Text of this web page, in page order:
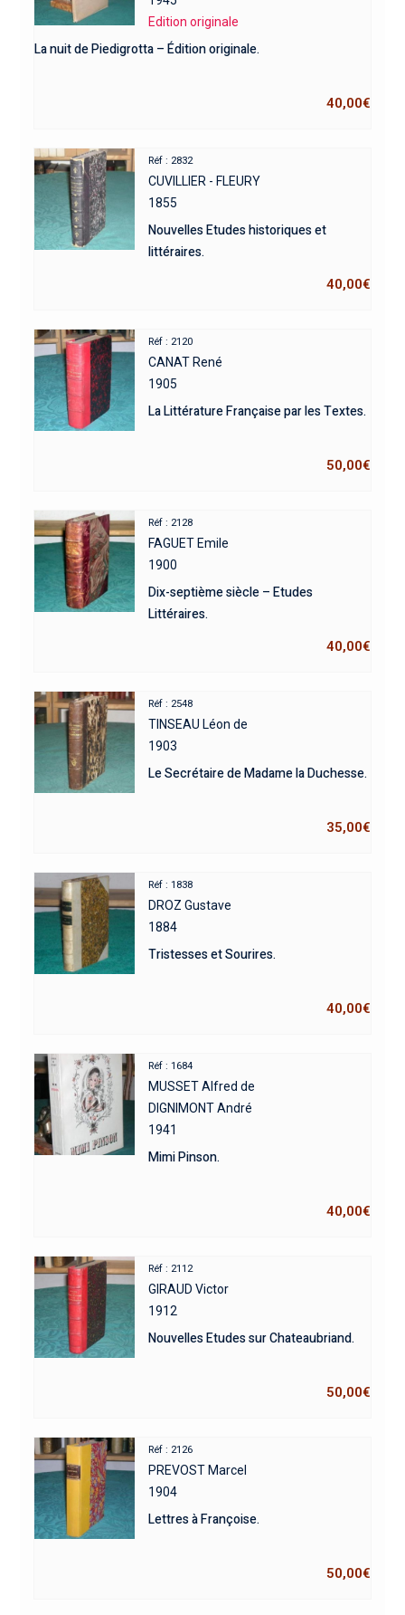
Edition originale
La nuit de Piedigrotta – Édition originale.
40,00€
Réf : 2832
CUVILLIER - FLEURY
1855
Nouvelles Etudes historiques et
littéraires.
40,00€
Réf : 2120
CANAT René
1905
La Littérature Française par les Textes.
50,00€
Réf : 2128
FAGUET Emile
1900
Dix-septième siècle – Etudes
Littéraires.
40,00€
Réf : 2548
TINSEAU Léon de
1903
Le Secrétaire de Madame la Duchesse.
35,00€
Réf : 1838
DROZ Gustave
1884
Tristesses et Sourires.
40,00€
Réf : 1684
MUSSET Alfred de
DIGNIMONT André
1941
Mimi Pinson.
40,00€
Réf : 2112
GIRAUD Victor
1912
Nouvelles Etudes sur Chateaubriand.
50,00€
Réf : 2126
PREVOST Marcel
1904
Lettres à Françoise.
50,00€